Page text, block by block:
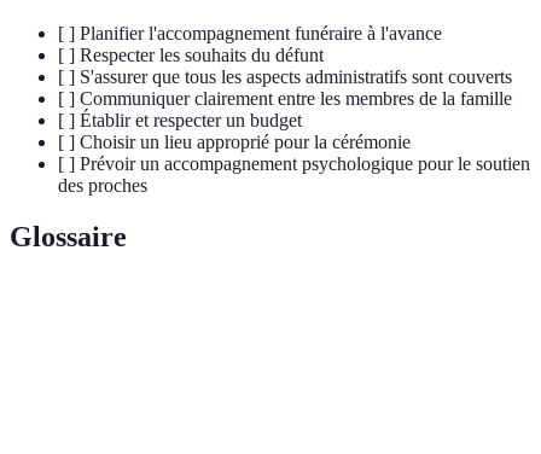
[ ] Planifier l'accompagnement funéraire à l'avance
[ ] Respecter les souhaits du défunt
[ ] S'assurer que tous les aspects administratifs sont couverts
[ ] Communiquer clairement entre les membres de la famille
[ ] Établir et respecter un budget
[ ] Choisir un lieu approprié pour la cérémonie
[ ] Prévoir un accompagnement psychologique pour le soutien
des proches
Glossaire